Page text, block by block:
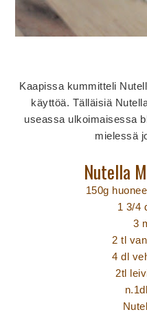
Kaapissa kummitteli
käyttöä. Tälläisiä
useassa ulkoimaisessa
mielessä
Nutella
150g
1 3/4
3
2 tl
4 dl
2tl